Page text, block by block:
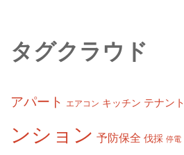
タグクラウド
アパート エアコン キッチン テナント
ンション 予防保全 伐採 停電